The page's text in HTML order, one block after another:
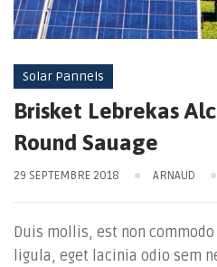
Solar Pannels
Brisket Lebrekas
Round Sauage
29 SEPTEMBRE 2018 ARNAUD
Duis mollis, est non
ligula, eget lacinia odio sem